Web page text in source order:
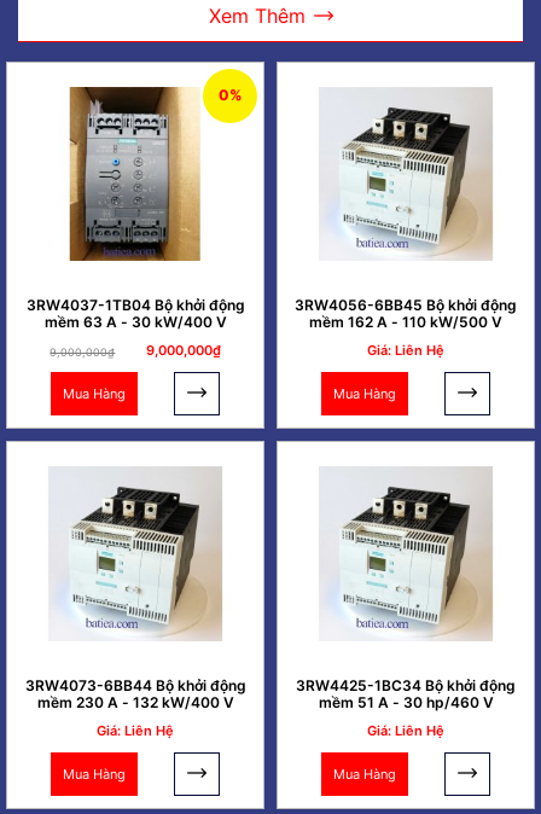
Xem Thêm
0%
3RW4037-1TB04 Bộ khởi động
mềm 63 A - 30 kW/400 V
9,000,000₫ 9,000,000₫
Mua Hàng
3RW4056-6BB45 Bộ khởi động
mềm 162 A - 110 kW/500 V
Giá: Liên Hệ
Mua Hàng
3RW4073-6BB44 Bộ khởi động
mềm 230 A - 132 kW/400 V
Giá: Liên Hệ
Mua Hàng
3RW4425-1BC34 Bộ khởi động
mềm 51 A - 30 hp/460 V
Giá: Liên Hệ
Mua Hàng